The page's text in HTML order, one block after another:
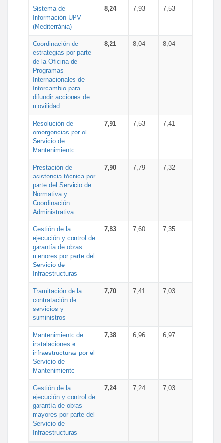
Sistema de
Información UPV
(Mediterrània)
8,24 7,93 7,53
Coordinación de
estrategias por parte
de la Oficina de
Programas
Internacionales de
Intercambio para
difundir acciones de
movilidad
8,21 8,04 8,04
Resolución de
emergencias por el
Servicio de
Mantenimiento
7,91 7,53 7,41
Prestación de
asistencia técnica por
parte del Servicio de
Normativa y
Coordinación
Administrativa
7,90 7,79 7,32
Gestión de la
ejecución y control de
garantía de obras
menores por parte del
Servicio de
Infraestructuras
7,83 7,60 7,35
Tramitación de la
contratación de
servicios y
suministros
7,70 7,41 7,03
Mantenimiento de
instalaciones e
infraestructuras por el
Servicio de
Mantenimiento
7,38 6,96 6,97
Gestión de la
ejecución y control de
garantía de obras
mayores por parte del
Servicio de
Infraestructuras
7,24 7,24 7,03